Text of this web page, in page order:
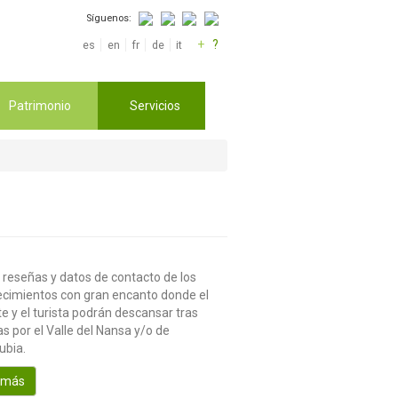
Síguenos:
es en fr de it + ?
Patrimonio Servicios
reseñas y datos de contacto de los
con gran encanto donde el
y el turista podrán descansar tras
por el Valle del Nansa y/o de